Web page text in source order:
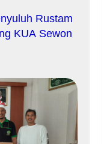
Rustam
KUA Sewon